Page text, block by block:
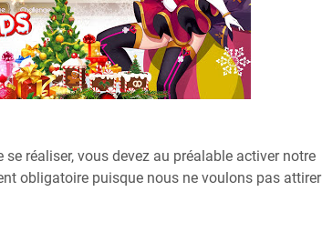
réaliser, vous devez au préalable activer notre
obligatoire puisque nous ne voulons pas attirer